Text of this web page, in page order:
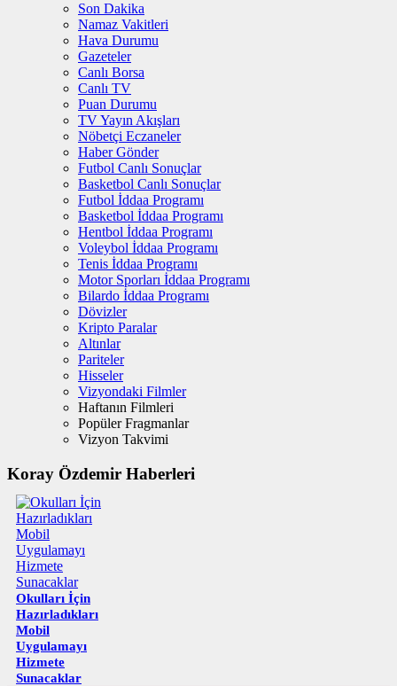
Son Dakika
Namaz Vakitleri
Hava Durumu
Gazeteler
Canlı Borsa
Canlı TV
Puan Durumu
TV Yayın Akışları
Nöbetçi Eczaneler
Haber Gönder
Futbol Canlı Sonuçlar
Basketbol Canlı Sonuçlar
Futbol İddaa Programı
Basketbol İddaa Programı
Hentbol İddaa Programı
Voleybol İddaa Programı
Tenis İddaa Programı
Motor Sporları İddaa Programı
Bilardo İddaa Programı
Dövizler
Kripto Paralar
Altınlar
Pariteler
Hisseler
Vizyondaki Filmler
Haftanın Filmleri
Popüler Fragmanlar
Vizyon Takvimi
Koray Özdemir Haberleri
Okulları İçin
Hazırladıkları
Mobil
Uygulamayı
Hizmete
Sunacaklar